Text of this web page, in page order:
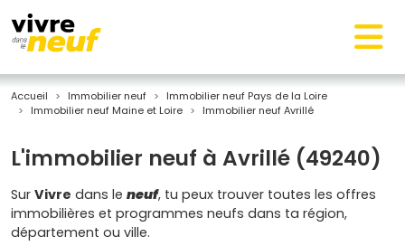
Accueil Immobilier neuf
Immobilier neuf Pays de la Loire
Immobilier neuf Maine et Loire
Immobilier neuf Avrillé
L'immobilier neuf à Avrillé (49240)
Sur Vivre dans le neuf, tu peux trouver toutes les offres
immobilières et programmes neufs dans ta région,
département ou ville.